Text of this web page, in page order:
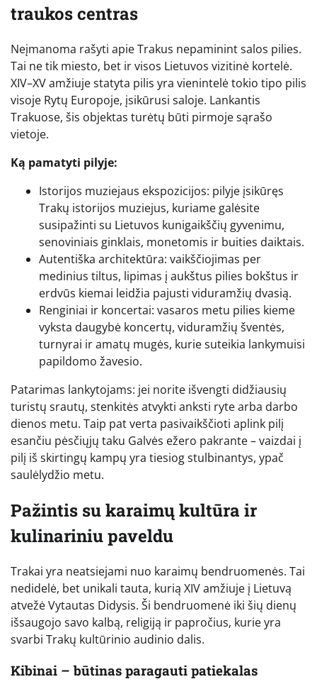
traukos centras
Neįmanoma rašyti apie Trakus nepaminint salos pilies.
Tai ne tik miesto, bet ir visos Lietuvos vizitinė kortelė.
XIV–XV amžiuje statyta pilis yra vienintelė tokio tipo pilis
visoje Rytų Europoje, įsikūrusi saloje. Lankantis
Trakuose, šis objektas turėtų būti pirmoje sąrašo
vietoje.
Ką pamatyti pilyje:
Istorijos muziejaus ekspozicijos: pilyje įsikūręs
Trakų istorijos muziejus, kuriame galėsite
susipažinti su Lietuvos kunigaikščių gyvenimu,
senoviniais ginklais, monetomis ir buities daiktais.
Autentiška architektūra: vaikščiojimas per
medinius tiltus, lipimas į aukštus pilies bokštus ir
erdvūs kiemai leidžia pajusti viduramžių dvasią.
Renginiai ir koncertai: vasaros metu pilies kieme
vyksta daugybė koncertų, viduramžių šventės,
turnyrai ir amatų mugės, kurie suteikia lankymuisi
papildomo žavesio.
Patarimas lankytojams: jei norite išvengti didžiausių
turistų srautų, stenkitės atvykti anksti ryte arba darbo
dienos metu. Taip pat verta pasivaikščioti aplink pilį
esančiu pėsčiųjų taku Galvės ežero pakrante – vaizdai į
pilį iš skirtingų kampų yra tiesiog stulbinantys, ypač
saulėlydžio metu.
Pažintis su karaimų kultūra ir
kulinariniu paveldu
Trakai yra neatsiejami nuo karaimų bendruomenės. Tai
nedidelė, bet unikali tauta, kurią XIV amžiuje į Lietuvą
atvežė Vytautas Didysis. Ši bendruomenė iki šių dienų
išsaugojo savo kalbą, religiją ir papročius, kurie yra
svarbi Trakų kultūrinio audinio dalis.
Kibinai – būtinas paragauti patiekalas